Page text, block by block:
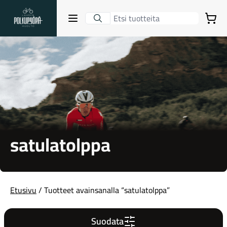
Lahden Polkupyörähuolto - etusivulle
Avaa sulje valikko
Hakutulokset
Suositut osastot
Gravel-pyörät
Ostoskori
satulatolppa
Etusivu/ Tuotteet avainsanalla “satulatolppa”
Suodata